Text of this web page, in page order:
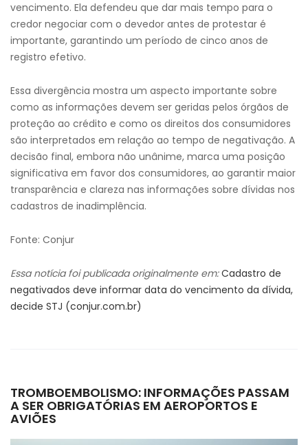
vencimento. Ela defendeu que dar mais tempo para o
credor negociar com o devedor antes de protestar é
importante, garantindo um período de cinco anos de
registro efetivo.
Essa divergência mostra um aspecto importante sobre
como as informações devem ser geridas pelos órgãos de
proteção ao crédito e como os direitos dos consumidores
são interpretados em relação ao tempo de negativação. A
decisão final, embora não unânime, marca uma posição
significativa em favor dos consumidores, ao garantir maior
transparência e clareza nas informações sobre dívidas nos
cadastros de inadimplência.
Fonte: Conjur
Essa notícia foi publicada originalmente em: Cadastro de
negativados deve informar data do vencimento da dívida,
decide STJ (conjur.com.br)
TROMBOEMBOLISMO: INFORMAÇÕES PASSAM
A SER OBRIGATÓRIAS EM AEROPORTOS E
AVIÕES